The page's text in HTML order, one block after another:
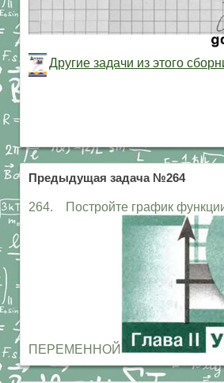
Другие задачи из этого
Предыдущая задача №264
264. Постройте график
ПЕРЕМЕННОЙ